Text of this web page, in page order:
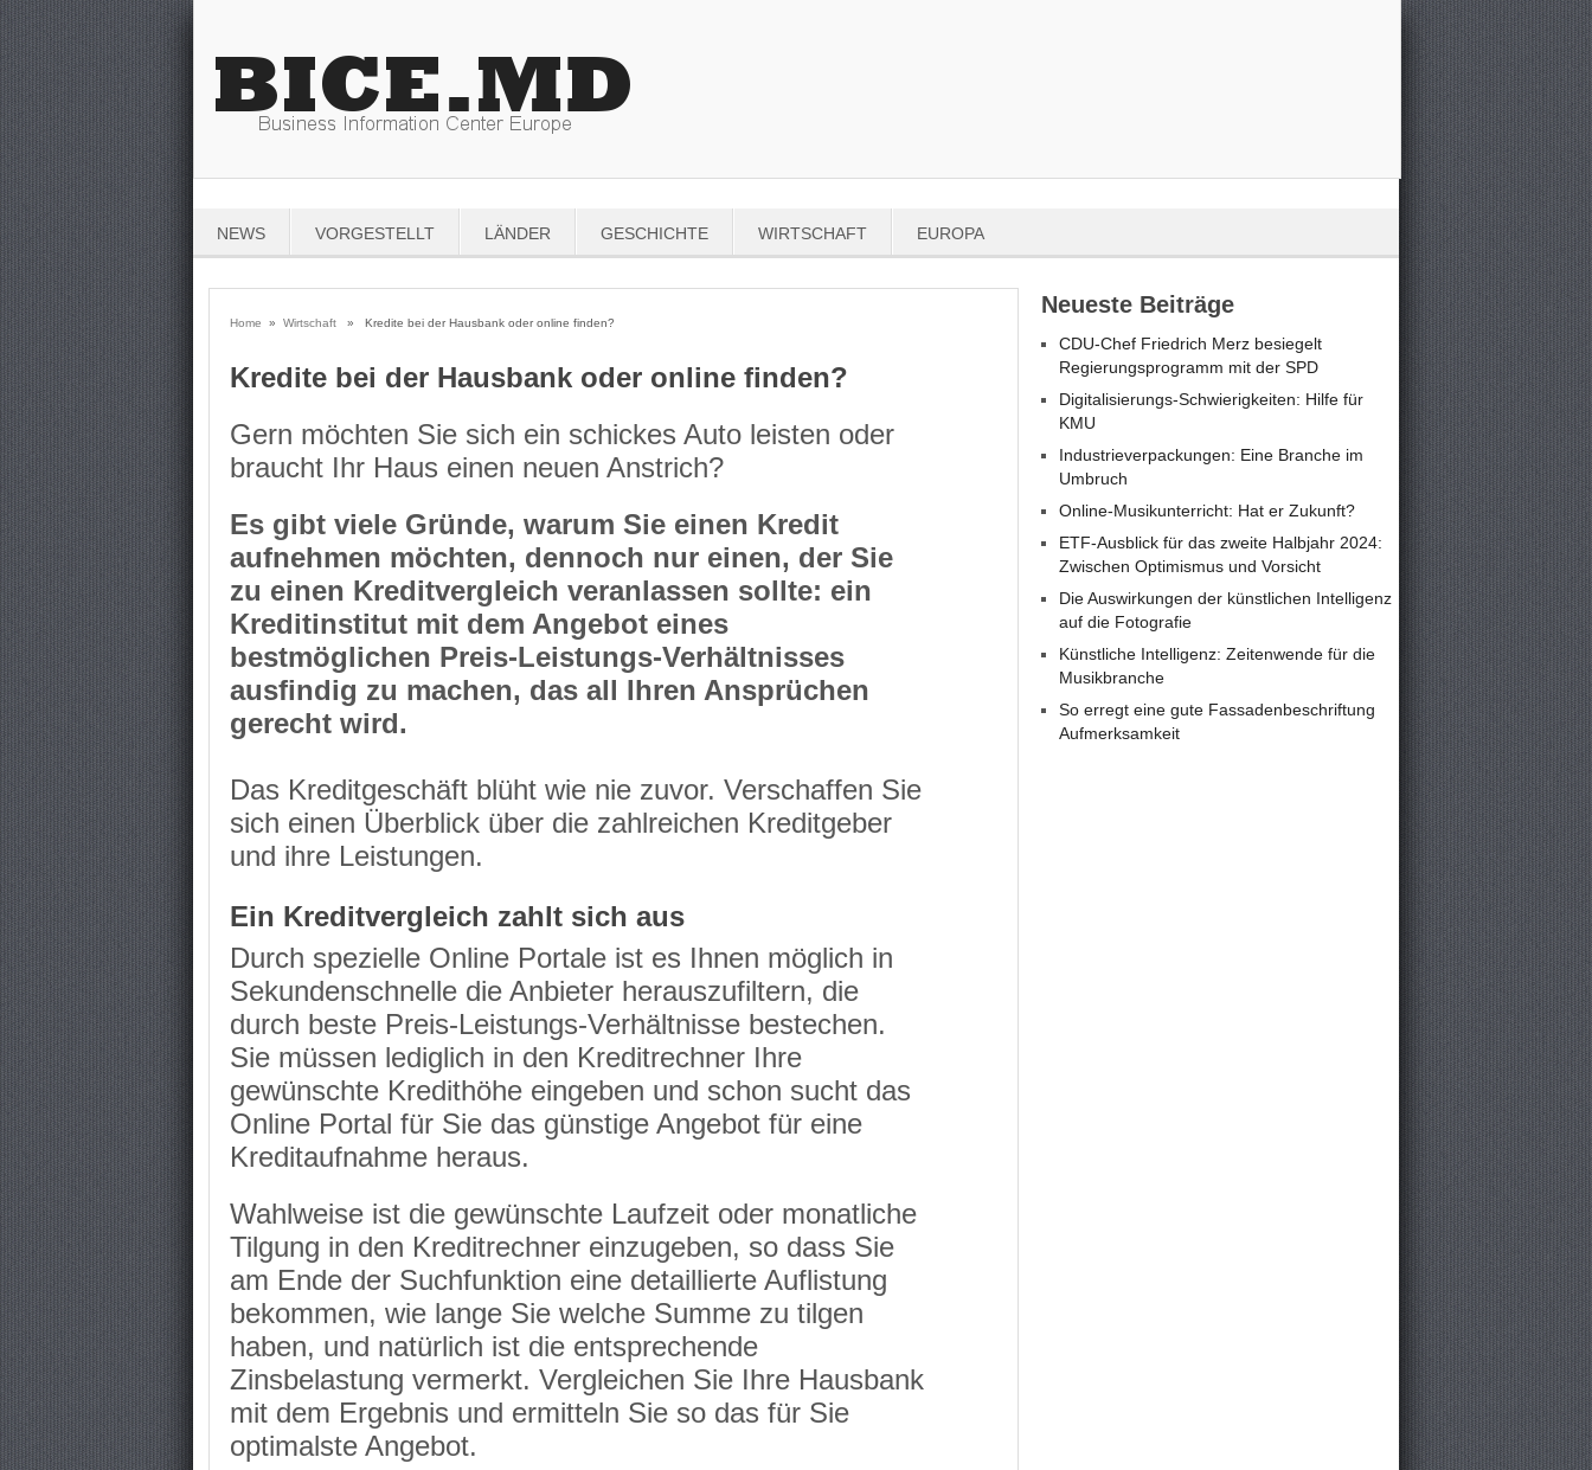
NEWS VORGESTELLT LÄNDER GESCHICHTE WIRTSCHAFT EUROPA
Home »Wirtschaft » Kredite bei der Hausbank oder online finden?
Kredite bei der Hausbank oder online finden?
Gern möchten Sie sich ein schickes Auto leisten oder
braucht Ihr Haus einen neuen Anstrich?
Es gibt viele Gründe, warum Sie einen Kredit
aufnehmen möchten, dennoch nur einen, der Sie
zu einen Kreditvergleich veranlassen sollte: ein
Kreditinstitut mit dem Angebot eines
bestmöglichen Preis-Leistungs-Verhältnisses
ausfindig zu machen, das all Ihren Ansprüchen
gerecht wird.
Das Kreditgeschäft blüht wie nie zuvor. Verschaffen Sie
sich einen Überblick über die zahlreichen Kreditgeber
und ihre Leistungen.
Ein Kreditvergleich zahlt sich aus
Durch spezielle Online Portale ist es Ihnen möglich in
Sekundenschnelle die Anbieter herauszufiltern, die
durch beste Preis-Leistungs-Verhältnisse bestechen.
Sie müssen lediglich in den Kreditrechner Ihre
gewünschte Kredithöhe eingeben und schon sucht das
Online Portal für Sie das günstige Angebot für eine
Kreditaufnahme heraus.
Wahlweise ist die gewünschte Laufzeit oder monatliche
Tilgung in den Kreditrechner einzugeben, so dass Sie
am Ende der Suchfunktion eine detaillierte Auflistung
bekommen, wie lange Sie welche Summe zu tilgen
haben, und natürlich ist die entsprechende
Zinsbelastung vermerkt. Vergleichen Sie Ihre Hausbank
mit dem Ergebnis und ermitteln Sie so das für Sie
optimalste Angebot.
Neueste Beiträge
CDU-Chef Friedrich Merz besiegelt
Regierungsprogramm mit der SPD
Digitalisierungs-Schwierigkeiten: Hilfe für
KMU
Industrieverpackungen: Eine Branche im
Umbruch
Online-Musikunterricht: Hat er Zukunft?
ETF-Ausblick für das zweite Halbjahr 2024:
Zwischen Optimismus und Vorsicht
Die Auswirkungen der künstlichen Intelligenz
auf die Fotografie
Künstliche Intelligenz: Zeitenwende für die
Musikbranche
So erregt eine gute Fassadenbeschriftung
Aufmerksamkeit